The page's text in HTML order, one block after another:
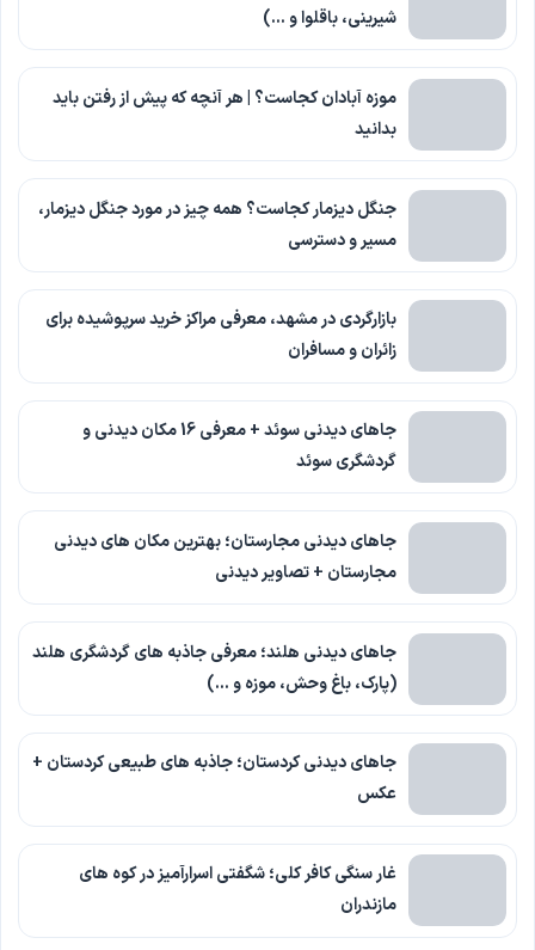
شیرینی، باقلوا و …)
موزه آبادان کجاست؟ | هر آنچه که پیش از رفتن باید
بدانید
جنگل دیزمار کجاست؟ همه چیز در مورد جنگل دیزمار،
مسیر و دسترسی
بازارگردی در مشهد، معرفی مراکز خرید سرپوشیده برای
زائران و مسافران
جاهای دیدنی سوئد + معرفی 16 مکان دیدنی و
گردشگری سوئد
جاهای دیدنی مجارستان؛ بهترین مکان های دیدنی
مجارستان + تصاویر دیدنی
جاهای دیدنی هلند؛ معرفی جاذبه های گردشگری هلند
(پارک، باغ وحش، موزه و …)
جاهای دیدنی کردستان؛ جاذبه های طبیعی کردستان +
عکس
غار سنگی کافر کلی؛ شگفتی اسرارآمیز در کوه های
مازندران